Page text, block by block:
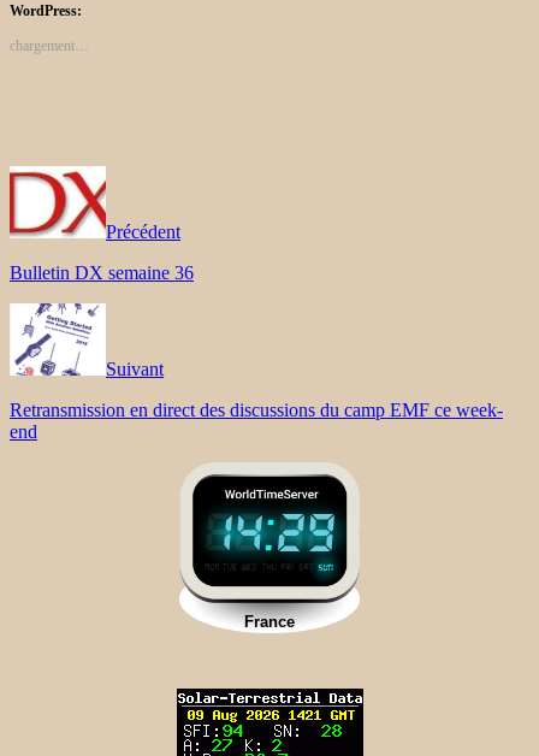
WordPress:
chargement…
Précédent
Bulletin DX semaine 36
Suivant
Retransmission en direct des discussions du camp EMF ce week-
end